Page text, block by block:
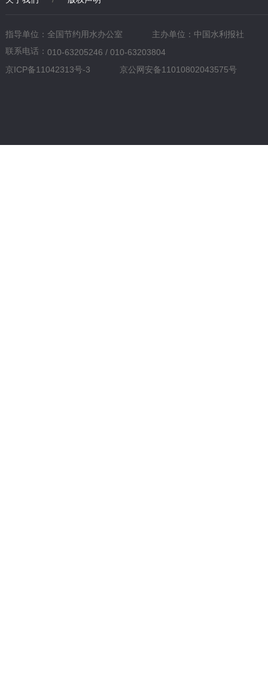
指导单位：全国节约用水办公室
主办单位：中国水利报社
联系电话： 010-63205246 / 010-63203804
京ICP备11042313号-3
京公网安备11010802043575号